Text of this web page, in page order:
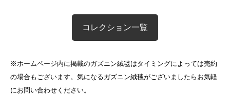
コレクション一覧
※ホームページ内に掲載のガズニン絨毯はタイミングによっては売約
の場合もございます。気になるガズニン絨毯がございましたらお気軽
にお問い合わせください。